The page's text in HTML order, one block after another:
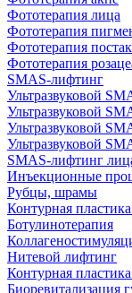
Фототерапия лица
Фототерапия
Фототерапия
Фототерапия
SMAS-лифтинг
Ультразвуковой
Ультразвуковой
Ультразвуковой
Ультразвуковой
SMAS-лифтинг
Инъекционные
Рубцы, шрамы
Контурная
Ботулинотерапия
Нитевой лифтинг
Контурная
Биоревитализация